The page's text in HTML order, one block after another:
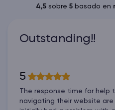
4,5sobre 5basado en
Outstanding!!
5
The response time for help
navigating their website are